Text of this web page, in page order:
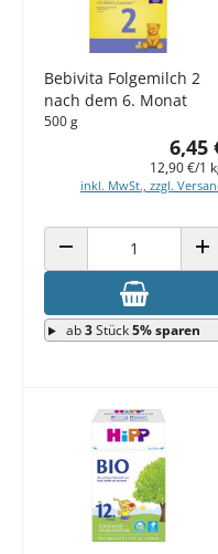
Bebivita Folgemilch 2
nach dem 6. Monat
500 g
6,45
12,90 €/1
inkl. MwSt., zzgl.
ANZAHL VERRINGERN
ab3Stück5% sparen